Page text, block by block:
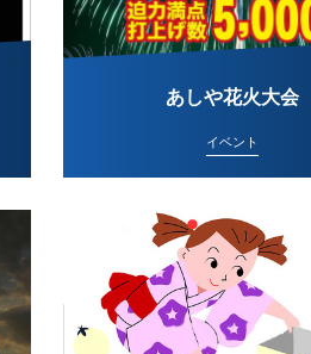
あしや花火大会
イベント